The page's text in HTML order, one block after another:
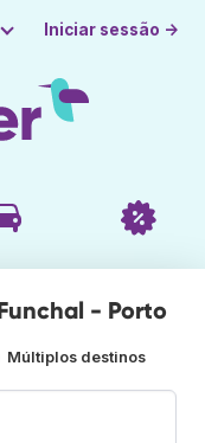
Iniciar sessão →
- Porto
Múltiplos destinos